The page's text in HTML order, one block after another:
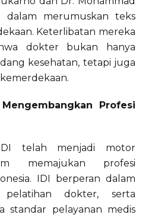
merumuskan teks
Keterlibatan mereka
dokter bukan hanya
kesehatan, tetapi juga
Profesi
telah menjadi motor
memajukan profesi
IDI berperan dalam
dokter, serta
standar pelayanan medis